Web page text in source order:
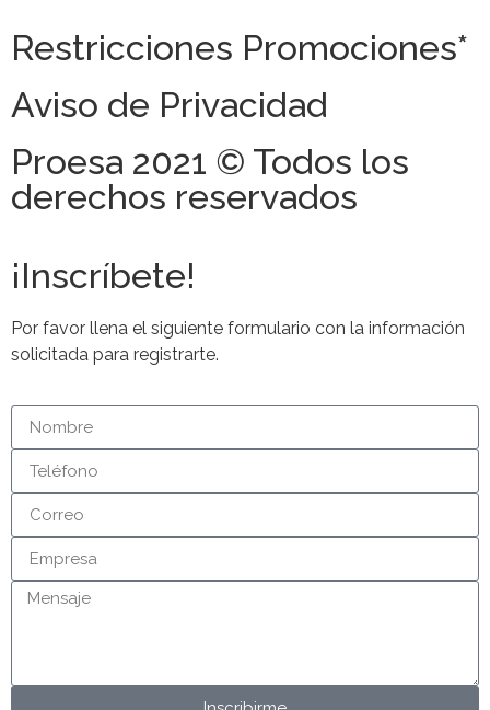
Restricciones Promociones*
Aviso de Privacidad
Proesa 2021 © Todos los
derechos reservados
¡Inscríbete!
Por favor llena el siguiente formulario con la información
solicitada para registrarte.